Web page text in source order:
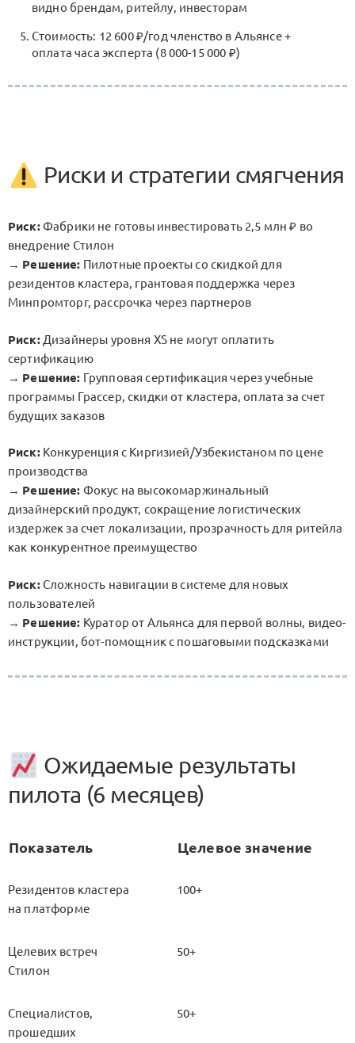
видно брендам, ритейлу, инвесторам
Стоимость: 12 600 ₽/год членство в Альянсе +
оплата часа эксперта (8 000-15 000 ₽)
Риски и стратегии смягчения
Риск:Фабрики не готовы инвестировать 2,5 млн ₽ во
внедрение Стилон
→ Решение: Пилотные проекты со скидкой для
резидентов кластера, грантовая поддержка через
Минпромторг, рассрочка через партнеров
Риск:Дизайнеры уровня XS не могут оплатить
сертификацию
→ Решение: Групповая сертификация через учебные
программы Грассер, скидки от кластера, оплата за счет
будущих заказов
Риск:Конкуренция с Киргизией/Узбекистаном по цене
производства
→ Решение: Фокус на высокомаржинальный
дизайнерский продукт, сокращение логистических
издержек за счет локализации, прозрачность для ритейла
как конкурентное преимущество
Риск:Сложность навигации в системе для новых
пользователей
→ Решение: Куратор от Альянса для первой волны, видео-
инструкции, бот-помощник с пошаговыми подсказками
Ожидаемые результаты
пилота (6 месяцев)
Показатель Целевое значение
Резидентов кластера
на платформе
100+
Целевих встреч
Стилон
50+
Специалистов,
прошедших
50+